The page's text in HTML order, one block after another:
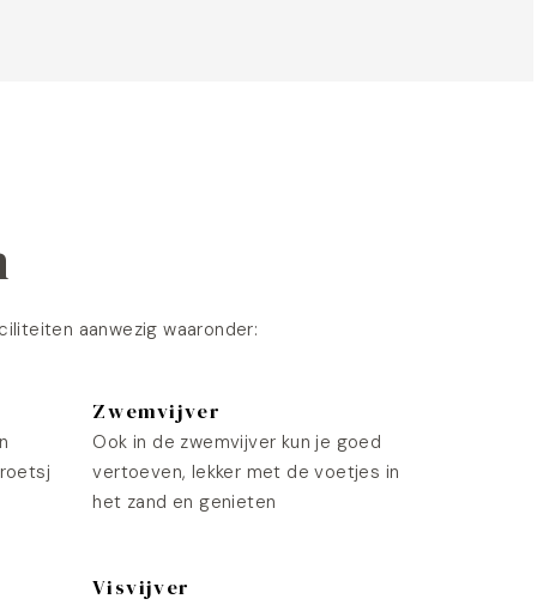
aanwezig waaronder:
Zwemvijver
Ook in de zwemvijver kun je goed
vertoeven, lekker met de voetjes in
het zand en genieten
Visvijver